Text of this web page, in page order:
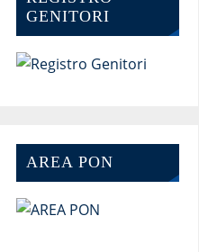
GENITORI
AREA PON